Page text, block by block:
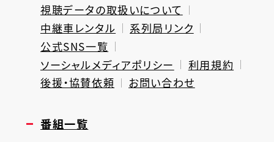
視聴データの取扱いについて
中継車レンタル
系列局リンク
公式SNS一覧
ソーシャルメディアポリシー
利用規約
後援・協賛依頼
お問い合わせ
番組一覧